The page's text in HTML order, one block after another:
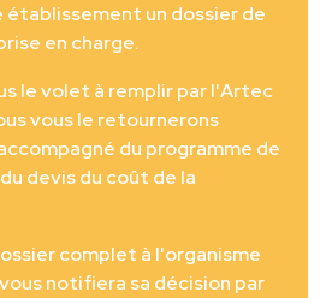
un dossier de
en charge.
le volet à remplir par l'Artec
vous le retournerons
du programme de
devis du coût de la
complet à l'organisme
notifiera sa décision par